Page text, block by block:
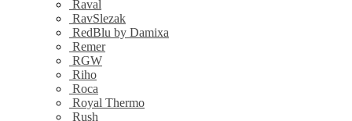
Raval
RavSlezak
RedBlu by Damixa
Remer
RGW
Riho
Roca
Royal Thermo
Rush